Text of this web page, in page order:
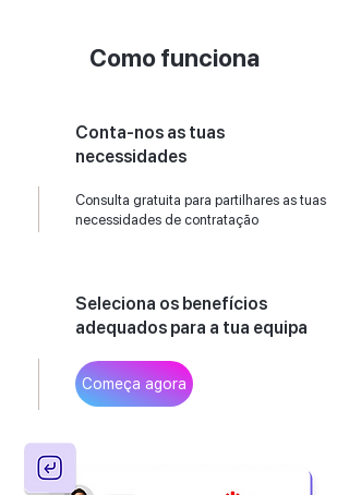
Como funciona
Conta-nos as tuas
necessidades
Consulta gratuita para partilhares as tuas
necessidades de contratação
Seleciona os benefícios
adequados para a tua equipa
Começa agora